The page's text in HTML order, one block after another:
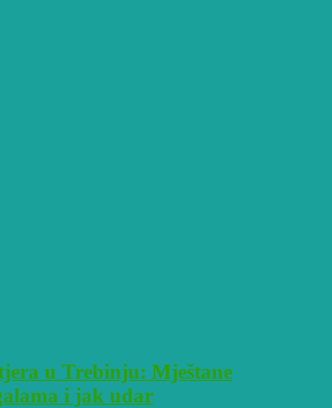
u Trebinju: Mještane
i jak udar